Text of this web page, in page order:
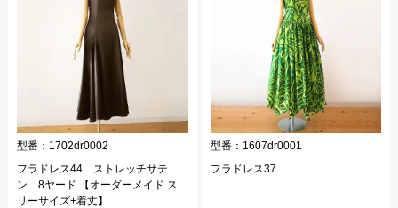
型番： 1702dr0002
フラドレス44 ストレッチサテ
ン 8ヤード 【オーダーメイド ス
リーサイズ+着丈】
型番： 1607dr0001
フラドレス37